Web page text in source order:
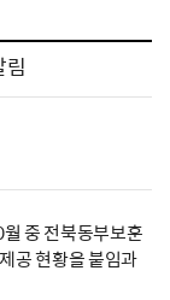
림
중 전북동부보훈
공 현황을 붙임과